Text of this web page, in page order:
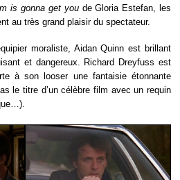
is gonna get youde Gloria Estefan, les
au très grand plaisir du spectateur.
moraliste, Aidan Quinn est brillant
et dangereux. Richard Dreyfuss est
à son looser une fantaisie étonnante
le titre d’un célèbre film avec un requin